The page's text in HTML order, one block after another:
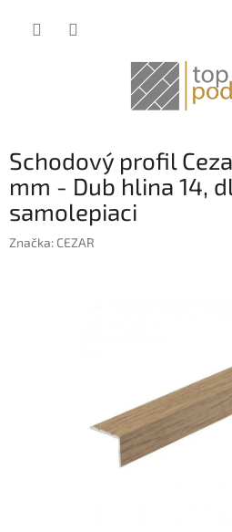
Schodový profil
mm - Dub hlina 14,
samolepiaci
Značka: CEZAR